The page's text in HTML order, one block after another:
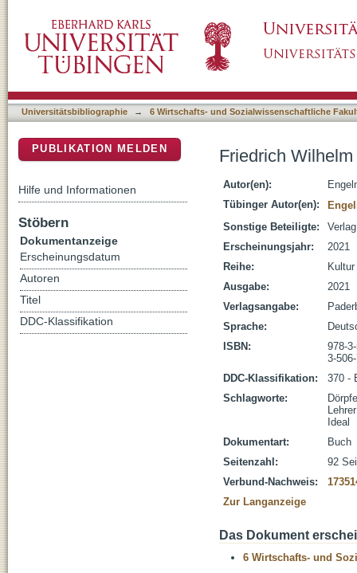
Universitätsbibliographie → 6 Wirtschafts- und Sozialwissenschaftliche
Friedrich
Autor(en):
Tübinger Autor(en):
Sonstige Beteiligte:
Erscheinungsjahr:
2021
Reihe:
Ausgabe:
2021
Verlagsangabe:
Sprache:
ISBN:
978-
3-
DDC-Klassifikation:
370 -
Schlagworte:
Lehrer
Ideal
Dokumentart:
Buch
Seitenzahl:
92
Verbund-Nachweis:
Zur Langanzeige
Das Dokument
6 Wirtschafts- und
PUBLIKATION MELDEN
Hilfe und Informationen
Stöbern
Dokumentanzeige
Erscheinungsdatum
Autoren
Titel
DDC-Klassifikation